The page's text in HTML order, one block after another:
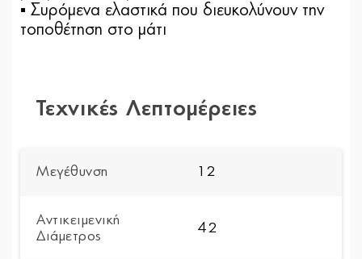
▪ Συρόμενα ελαστικά που διευκολύνουν την
τοποθέτηση στο μάτι
Τεχνικές Λεπτομέρειες
Μεγέθυνση 12
Αντικειμενική
Διάμετρος
42